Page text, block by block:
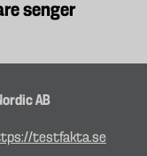
senger
AB
testfakta.se